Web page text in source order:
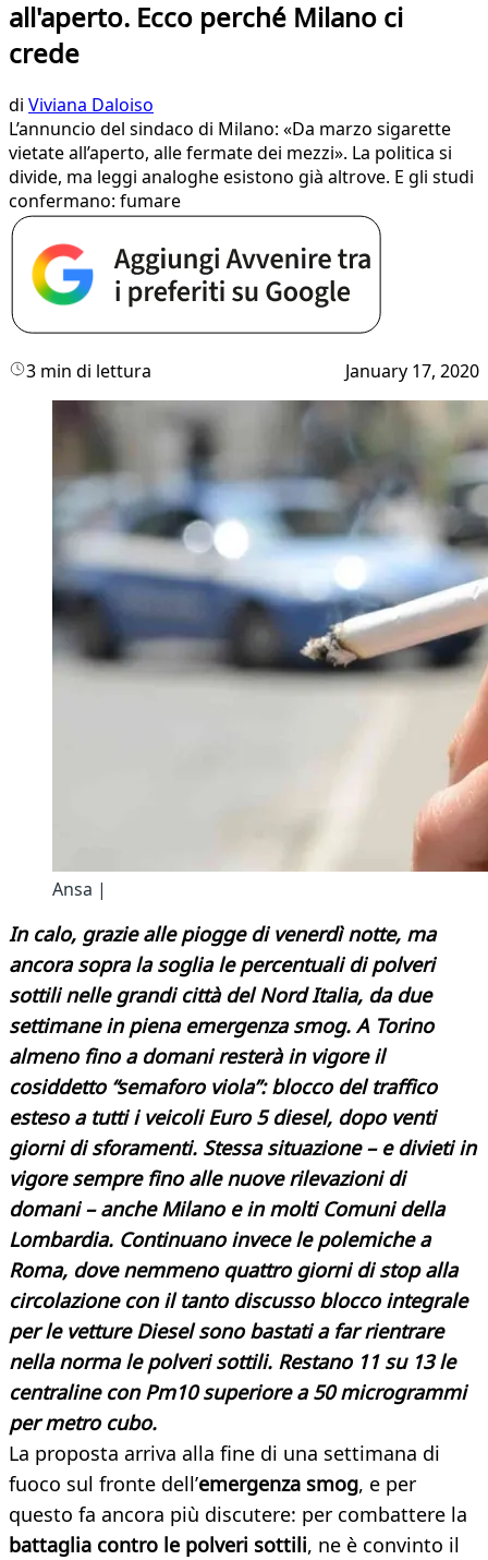
all'aperto. Ecco perché Milano ci
crede
di Viviana Daloiso
L’annuncio del sindaco di Milano: «Da marzo sigarette
vietate all’aperto, alle fermate dei mezzi». La politica si
divide, ma leggi analoghe esistono già altrove. E gli studi
confermano: fumare
3 min di lettura January 17, 2020
Ansa |
In calo, grazie alle piogge di venerdì notte, ma
ancora sopra la soglia le percentuali di polveri
sottili nelle grandi città del Nord Italia, da due
settimane in piena emergenza smog. A Torino
almeno fino a domani resterà in vigore il
cosiddetto “semaforo viola”: blocco del traffico
esteso a tutti i veicoli Euro 5 diesel, dopo venti
giorni di sforamenti. Stessa situazione – e divieti in
vigore sempre fino alle nuove rilevazioni di
domani – anche Milano e in molti Comuni della
Lombardia. Continuano invece le polemiche a
Roma, dove nemmeno quattro giorni di stop alla
circolazione con il tanto discusso blocco integrale
per le vetture Diesel sono bastati a far rientrare
nella norma le polveri sottili. Restano 11 su 13 le
centraline con Pm10 superiore a 50 microgrammi
per metro cubo.
La proposta arriva alla fine di una settimana di
fuoco sul fronte dell’emergenza smog, e per
questo fa ancora più discutere: per combattere la
battaglia contro le polveri sottili, ne è convinto il